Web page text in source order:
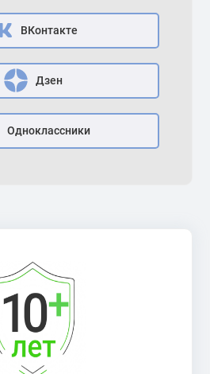
ВКонтакте
Дзен
Одноклассники